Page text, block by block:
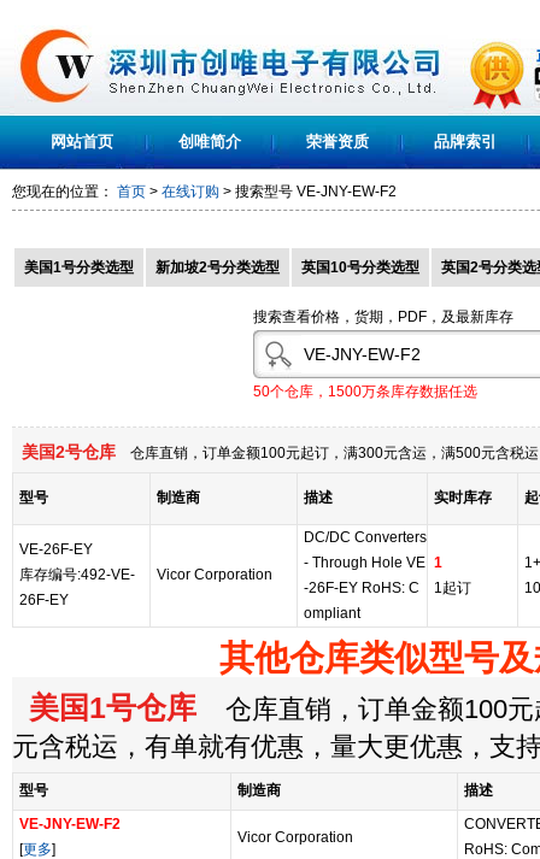
网站首页 创唯简介 荣誉资质 品牌索引
您现在的位置： 首页 > 在线订购 > 搜索型号 VE-JNY-EW-F2
美国1号分类选型 新加坡2号分类选型 英国10号分类选型 英国2号分类选
搜索查看价格，货期，PDF，及最新库存
50个仓库，1500万条库存数据任选
美国2号仓库 仓库直销，订单金额100元起订，满300元含运，满500元含税
型号 制造商 描述 实时库存
VE-26F-EY
库存编号:492-VE-
26F-EY
Vicor Corporation
DC/DC Converters
- Through Hole VE
-26F-EY RoHS: C
ompliant
1
1起订
1+
其他仓库类似型号
美国1号仓库 仓库直销，订单金额100元
元含税运，有单就有优惠，量大更优惠，支
型号 制造商
描述
VE-JNY-EW-F2
[更多]
Vicor Corporation
RoHS: